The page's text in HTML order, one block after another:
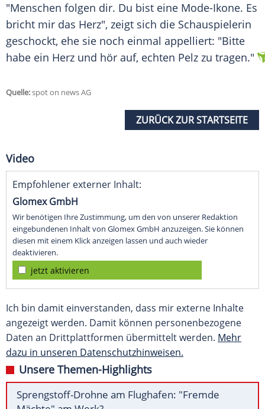
"Menschen folgen dir. Du bist eine Mode-Ikone. Es
bricht mir das Herz", zeigt sich die Schauspielerin
geschockt, ehe sie noch einmal appelliert: "Bitte
habe ein Herz und hör auf, echten Pelz zu tragen."
Quelle:spot on news AG
ZURÜCK ZUR STARTSEITE
Video
Empfohlener externer Inhalt:
Glomex GmbH
Wir benötigen Ihre Zustimmung, um den von unserer Redaktion
eingebundenen Inhalt von Glomex GmbH anzuzeigen. Sie können
diesen mit einem Klick anzeigen lassen und auch wieder
deaktivieren.
jetzt aktivieren
Ich bin damit einverstanden, dass mir externe Inhalte
angezeigt werden. Damit können personenbezogene
Daten an Drittplattformen übermittelt werden. Mehr
dazu in unseren Datenschutzhinweisen.
Unsere Themen-Highlights
Sprengstoff-Drohne am Flughafen: "Fremde